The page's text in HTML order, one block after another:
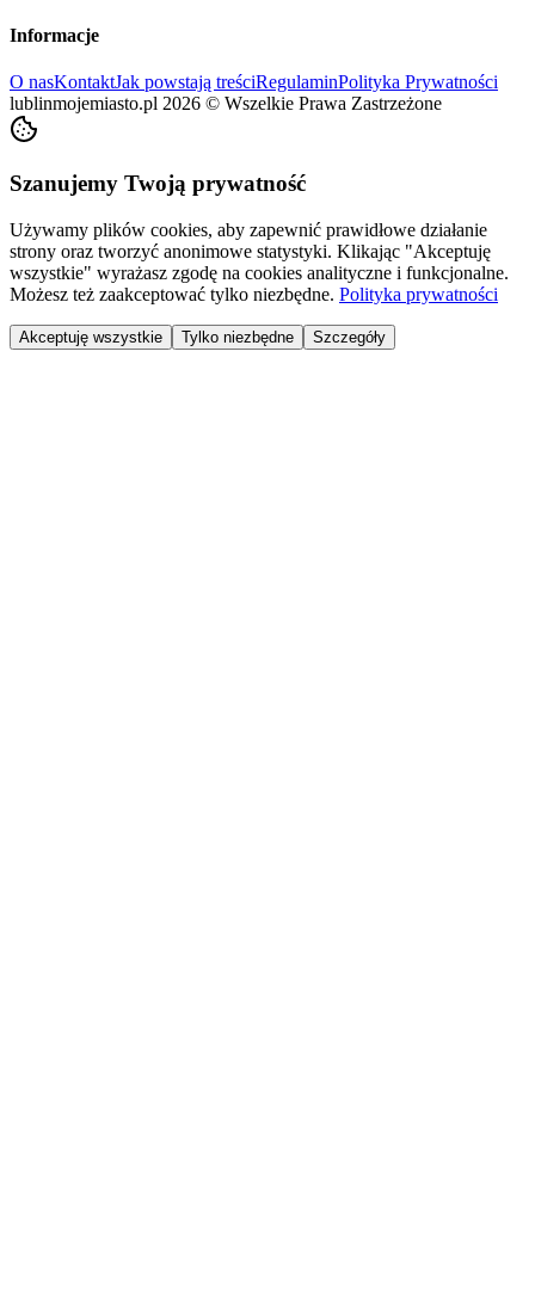
Informacje
O nasKontaktJak powstają treściRegulaminPolityka Prywatności
lublinmojemiasto.pl 2026 © Wszelkie Prawa Zastrzeżone
Szanujemy Twoją prywatność
Używamy plików cookies, aby zapewnić prawidłowe działanie
strony oraz tworzyć anonimowe statystyki. Klikając "Akceptuję
wszystkie" wyrażasz zgodę na cookies analityczne i funkcjonalne.
Możesz też zaakceptować tylko niezbędne. Polityka prywatności
Akceptuję wszystkie Tylko niezbędne Szczegóły